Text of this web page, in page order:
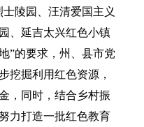
陵园、汪清爱国主义
、延吉太兴红色小镇
”的要求，州、县市党
挖掘利用红色资源，
，同时，结合乡村振
力打造一批红色教育